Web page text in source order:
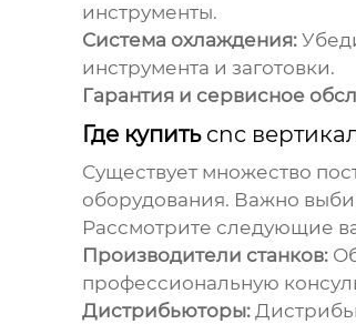
инструменты.
Система охлаждения:
инструмента и заготовки.
Гарантия и сервисное
Где купить cnc
Существует множество
оборудования. Важно
Рассмотрите следующие
Производители станков:
профессиональную
Дистрибьюторы: